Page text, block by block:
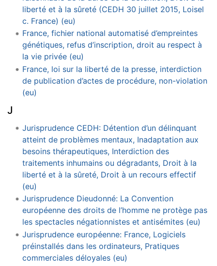
liberté et à la sûreté (CEDH 30 juillet 2015, Loisel
c. France) (eu)
France, fichier national automatisé d’empreintes
génétiques, refus d’inscription, droit au respect à
la vie privée (eu)
France, loi sur la liberté de la presse, interdiction
de publication d’actes de procédure, non-violation
(eu)
J
Jurisprudence CEDH: Détention d’un délinquant
atteint de problèmes mentaux, Inadaptation aux
besoins thérapeutiques, Interdiction des
traitements inhumains ou dégradants, Droit à la
liberté et à la sûreté, Droit à un recours effectif
(eu)
Jurisprudence Dieudonné: La Convention
européenne des droits de l’homme ne protège pas
les spectacles négationnistes et antisémites (eu)
Jurisprudence européenne: France, Logiciels
préinstallés dans les ordinateurs, Pratiques
commerciales déloyales (eu)